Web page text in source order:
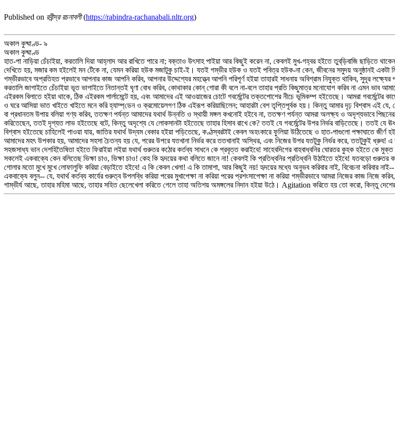
Published on রবীন্দ্র রচনাবলী(https://rabindra-rachanabali.nltr.org)
অকাল কুষ্মাণ্ড- ৯
অকাল কুষ্মাণ্ড
হাত-পা নাড়িয়া চেঁচাইয়া, করতালি দিয়া আহ্লাদ আর রাখিতে পারে না; বক্তাও উৎসাহ পাইয়া আর কিছুই করেন না, কেবলই মুখ-গহ্বর হইতে তুব্‌ড়িবাজি
দেখিতে হয়, মজার কম হইলেই মন টেঁকে না, যেমন করিয়া হউক মজাটুকু চাই-ই। যতই গম্ভীর হউক ও যতই পবিত্র হউক-না কেন, জীবনের সমুদয় অনুষ্ঠানই একটা
গম্ভীরভাবে অপ্রতিহত প্রভাবে আপনার কাজ আপনি করিব, আপনার উদ্দেশ্যের মহত্ত্বে আপনি পরিপূর্ণ হইয়া তাহারই সাধনায় অবিশ্রাম নিযুক্ত থাকিব, সুদূর লক্ষ্যের
করতালি জাগাইতে চেঁচাইয়া ভূত ভাগাইতে নিতান্তই ঘৃণা বোধ করিব, কোথাকার কোন্‌ গোরা কী বলে না-বলে তাহার প্রতি কিছুমাত্র মনোযোগ করিব না এমন ভাব
এইরকম বিলাতে হইয়া থাকে, ঠিক এইরকম পার্লামেন্টে হয়, এবং আমাদের এই আওয়াজের চোটে গবর্মেন্টের তক্তপোশের নীচে ভূমিকম্প হইতেছে। আমরা গবর্মেন্টের
ও ঘরে আসিয়া ভাত খাইতে খাইতে মনে করি হ্যাম্প্‌ডেন ও ক্রমোয়েলগণ ঠিক এইরূপ করিয়াছিলেন; আহারটা বেশ তৃপ্তিপূর্বক হয়। কিন্তু আমার দৃঢ় বিশ্বাস এই
বা প্রধানতম উপায় বলিয়া গণ্য করিব, ততক্ষণ পর্যন্ত আমাদের যথার্থ উন্নতি ও স্থায়ী মঙ্গল কখনোই হইবে না, ততক্ষণ পর্যন্ত আমরা অলক্ষ্য ও অদৃশ্যভাবে
করিতেছেন, ততই দৃশ্যত লাভ হইতেছে বটে, কিন্তু অদৃশ্যে যে লোকসানটা হইতেছে তাহার হিসাব রাখে কে? ততই যে গবর্মেন্টের উপর নির্ভর বাড়িতেছে। ততই
বিশ্বাস হইতেছে চাহিলেই পাওয়া যায়, জাতির যথার্থ উদ্যম বেকার হইয়া পড়িতেছে, কণ্ঠস্বরটাই কেবল অহংকারে ফুলিয়া উঠিতেছে ও হাত-পাগুলো পক্ষাঘাতে জীর্ণ
আমাদের মহৎ উপকার হয়, আমাদের সহসা চৈতন্য হয় যে, পরের উপরে যতখানা নির্ভর করে ততখানাই অস্থির, এবং নিজের উপর যতটুকু নির্ভর করে, ততটুকুই
সহজসাধ্য ভান দেশহিতৈষিতা হইতে ফিরাইয়া লইয়া যথার্থ গুরুতর কঠোর কর্তব্য সাধনে কে প্রবৃত্ত করাইবে! সাহেবদিগের বাহবাধ্বনির ঘোরতর কুহক হইতে
সকলেই একবাক্যে কেন বলিতেছ ভিক্ষা চাও, ভিক্ষা চাও! কেহ কি হৃদয়ের কথা বলিতে জানে না! কেবলই কি প্রতিধ্বনির প্রতিধ্বনি উঠাইতে হইবে! যতবড়ো
গোলার মতো মুখে মুখে লোফালুফি করিয়া বেড়াইতে হইবে! এ কি কেবল খেলা! এ কি তামাশা, আর কিছুই নয়! হৃদয়ের মধ্যে অনুভব করিবার নাই, বিবেচনা করিবার
একবাক্যে বলুন-- যে, যথার্থ কর্তব্য কার্যের গুরুত্ব উপলব্ধি করিয়া পরের মুখাপেক্ষা না করিয়া পরের প্রশংসাপেক্ষা না করিয়া গম্ভীরভাবে আমরা নিজের কাজ
গাম্ভীর্য আছে, তাহার মহিমা আছে, তাহার সহিত ছেলেখেলা করিতে গেলে তাহা অতিশয় অমঙ্গলের নিদান হইয়া উঠে। Agitation করিতে হয় তো করো, কিন্তু